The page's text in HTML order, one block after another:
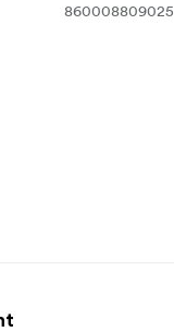
860008809025